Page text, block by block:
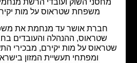
השוק ועובדי הרשת מנחמים את
משפחת שטראוס על מות יקירם.
חברת אושר עד מנחמת את משפחת
שטראוס, ההנהלה והעובדים בחברת
על מות יקירם, מבכירי התעשיינים
ומפתחי תעשיית המזון בישראל.